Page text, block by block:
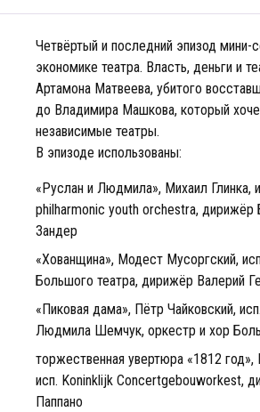
Четвёртый и последний эпизод мини-
экономике театра. Власть, деньги и
Артамона Матвеева, убитого
до Владимира Машкова, который
независимые театры.
В эпизоде использованы:
«Руслан и Людмила», Михаил Глинка,
philharmonic youth orchestra,
Зандер
«Хованщина», Модест Мусоргский,
Большого театра, дирижёр Валерий
«Пиковая дама», Пётр Чайковский,
Людмила Шемчук, оркестр и хор
торжественная увертюра «1812 год»,
исп. Koninklijk Concertgebouworkest,
Паппано